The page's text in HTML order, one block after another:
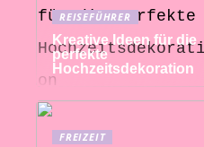
REISEFÜHRER
Kreative Ideen für die
perfekte
Hochzeitsdekoration
FREIZEIT